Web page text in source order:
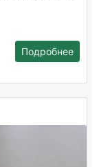
Подробнее